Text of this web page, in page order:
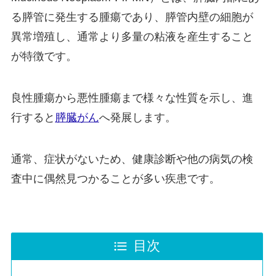
る膵管に発生する腫瘍であり、膵管内壁の細胞が
異常増殖し、通常より多量の粘液を産生すること
が特徴です。
良性腫瘍から悪性腫瘍まで様々な性質を示し、進
行すると 膵臓がんへ発展します。
通常、症状がないため、健康診断や他の病気の検
査中に偶然見つかることが多い疾患です。
目次